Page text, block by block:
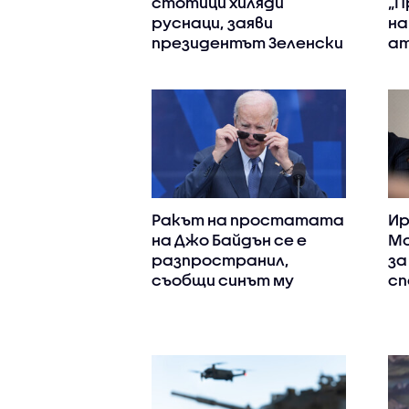
руснаци, заяви
президентът Зеленски
Ракът на простатата
на Джо Байдън се е
разпространил,
съобщи синът му